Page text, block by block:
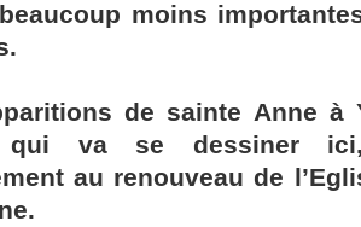
moins
de sainte Anne à
qui va se dessiner
au renouveau de